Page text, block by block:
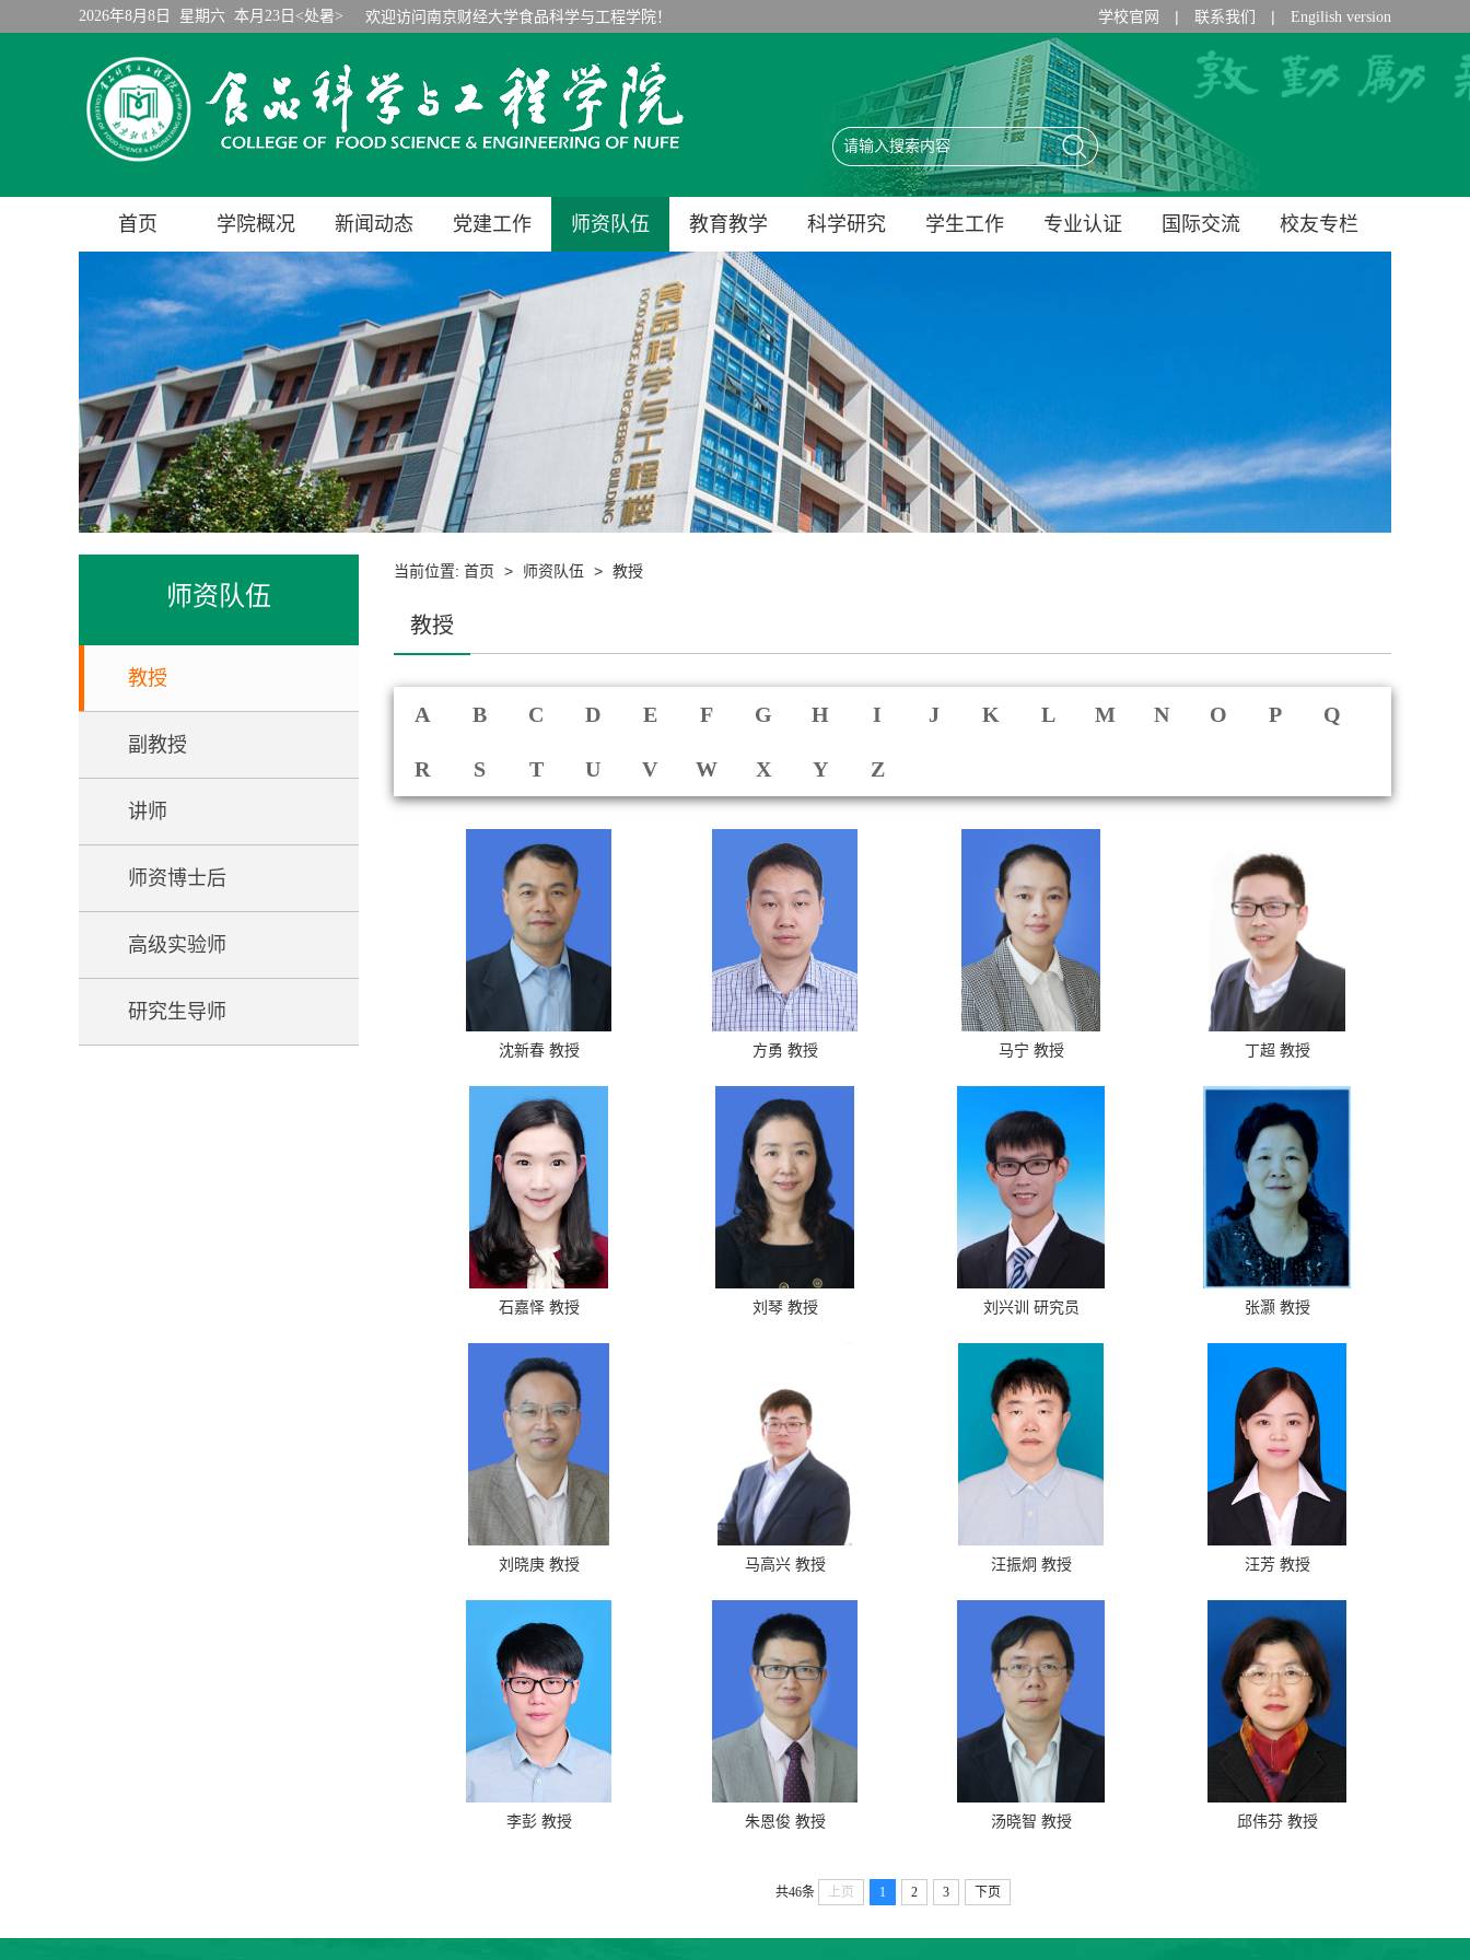
2026年8月8日 星期六 本月23日<处暑> 欢迎访问南京财经大学食品科学与工程学院！ 学校官网 | 联系我们 | Engilish version
首页 学院概况 新闻动态 党建工作 师资队伍 教育教学 科学研究 学生工作 专业认证 国际交流 校友专栏
师资队伍
教授
副教授
讲师
师资博士后
高级实验师
研究生导师
当前位置: 首页 > 师资队伍 > 教授
教授
A B C D E F G H I J K L M N O P Q
R S T U V W X Y Z
沈新春 教授 方勇 教授 马宁 教授 丁超 教授
石嘉怿 教授 刘琴 教授 刘兴训 研究员 张灏 教授
刘晓庚 教授 马高兴 教授 汪振炯 教授 汪芳 教授
李彭 教授 朱恩俊 教授 汤晓智 教授 邱伟芬 教授
共46条 上页 1 2 3 下页